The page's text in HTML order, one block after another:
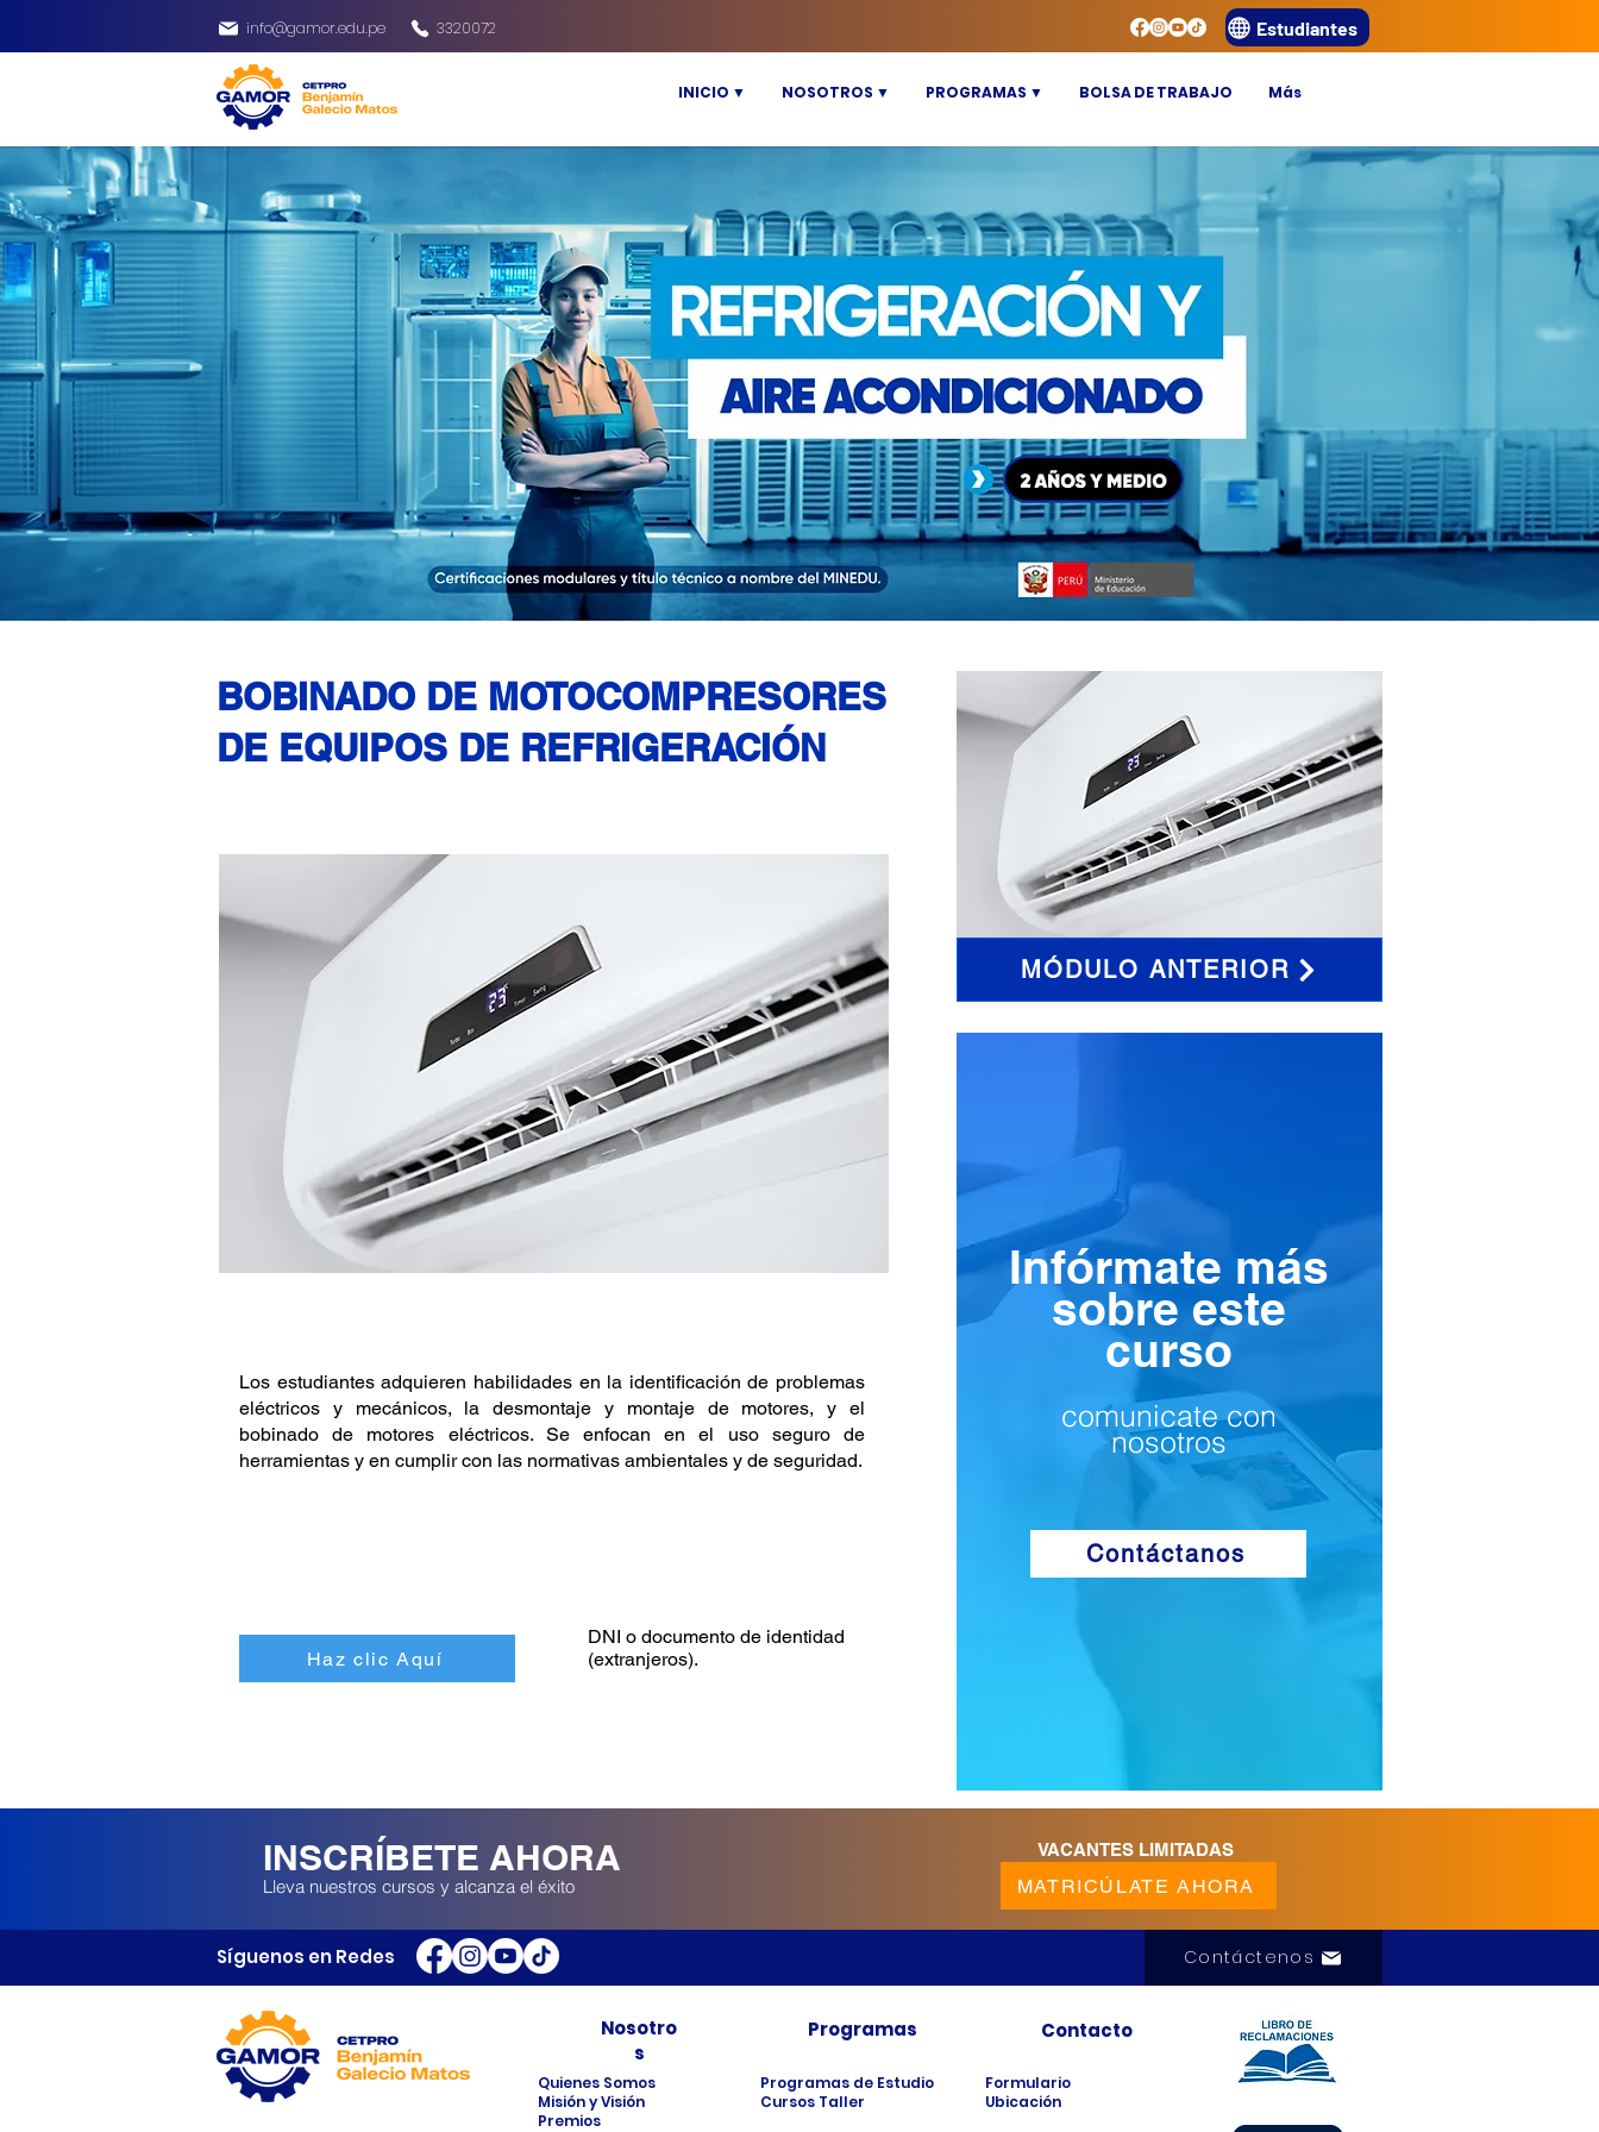
info@gamor.edu.pe 3320072 Estudiantes
INICIO ▼ NOSOTROS ▼ PROGRAMAS ▼ BOLSA DE TRABAJO Más
BOBINADO DE MOTOCOMPRESORES
DE EQUIPOS DE REFRIGERACIÓN
Los estudiantes adquieren habilidades en la identificación de problemas
eléctricos y mecánicos, la desmontaje y montaje de motores, y el
bobinado de motores eléctricos. Se enfocan en el uso seguro de
herramientas y en cumplir con las normativas ambientales y de seguridad.
Haz clic Aquí
DNI o documento de identidad
(extranjeros).
MÓDULO ANTERIOR
Infórmate más
sobre este
curso
Contáctanos
comunicate con
nosotros
INSCRÍBETE AHORA
Lleva nuestros cursos y alcanza el éxito
VACANTES LIMITADAS
MATRICÚLATE AHORA
Síguenos en Redes Contáctenos
Nosotro
s
Quienes Somos
Misión y Visión
Premios
Programas
Programas de Estudio
Cursos Taller
Contacto
Formulario
Ubicación